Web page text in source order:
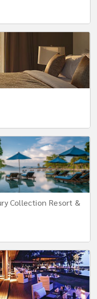
Collection Resort &